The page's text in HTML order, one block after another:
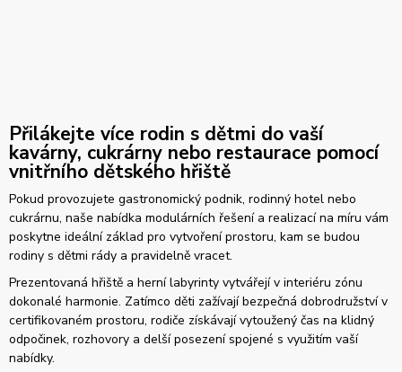
Přilákejte více rodin s dětmi do vaší
kavárny, cukrárny nebo restaurace pomocí
vnitřního dětského hřiště
Pokud provozujete gastronomický podnik, rodinný hotel nebo
cukrárnu, naše nabídka modulárních řešení a realizací na míru vám
poskytne ideální základ pro vytvoření prostoru, kam se budou
rodiny s dětmi rády a pravidelně vracet.
Prezentovaná hřiště a herní labyrinty vytvářejí v interiéru zónu
dokonalé harmonie. Zatímco děti zažívají bezpečná dobrodružství v
certifikovaném prostoru, rodiče získávají vytoužený čas na klidný
odpočinek, rozhovory a delší posezení spojené s využitím vaší
nabídky.